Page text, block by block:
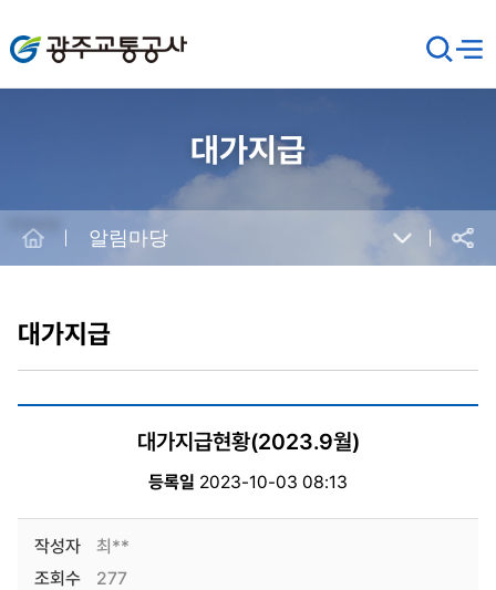
광주교통공사
검
색
창
메뉴
대가지급
공유
알림마당
대가지급
대가지급현황(2023.9월)
등록일 2023-10-03 08:13
작성자
최**
조회수
277